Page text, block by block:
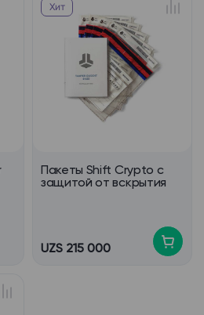
Хит
Пакеты Shift Crypto с
защитой от вскрытия
UZS 215 000